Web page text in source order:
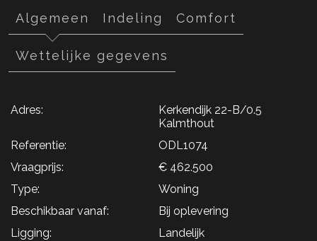
Algemeen Indeling Comfort
Wettelijke gegevens
Adres:
Kerkendijk 22-B/0.5
Kalmthout
Referentie:
ODL1074
Vraagprijs:
€ 462.500
Type:
Woning
Beschikbaar vanaf:
Bij oplevering
Ligging:
Landelijk